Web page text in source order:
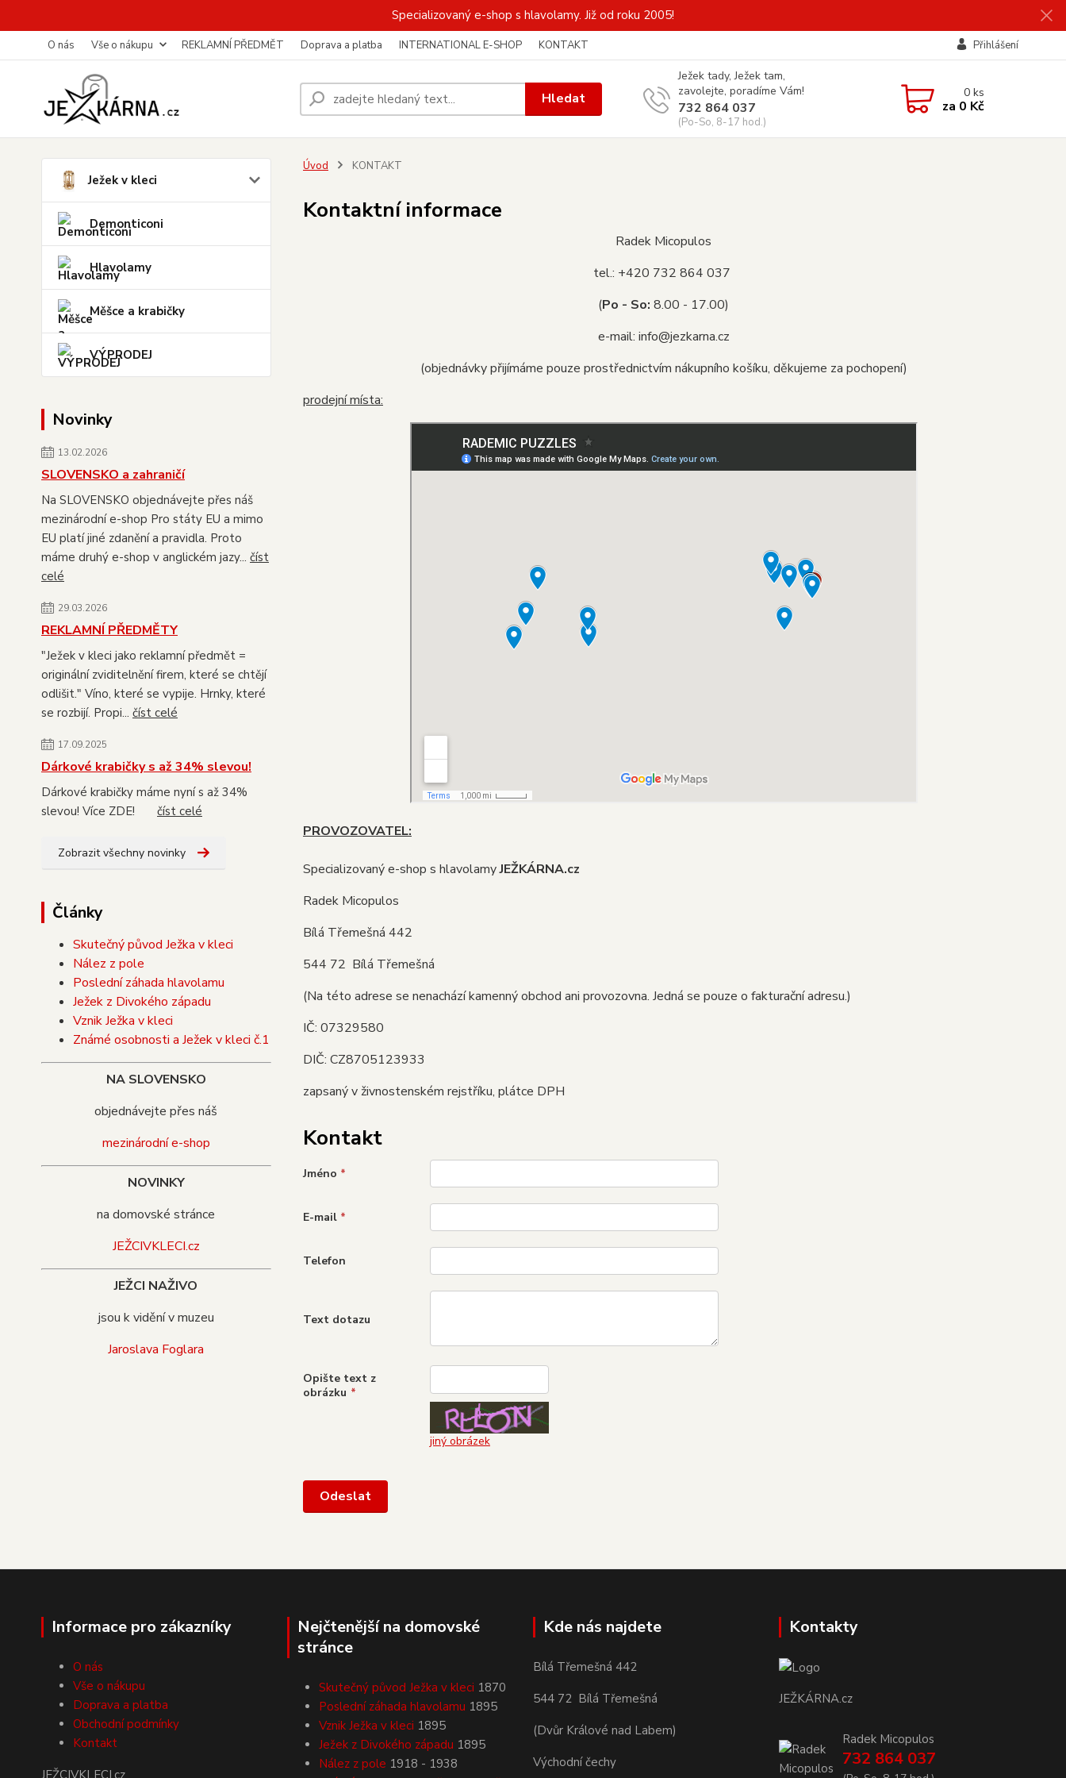
Specializovaný e-shop s hlavolamy. Již od roku 2005!
O nás Vše o nákupu REKLAMNÍ PŘEDMĚT Doprava a platba INTERNATIONAL E-SHOP KONTAKT Přihlášení
Hledat
Ježek tady, Ježek tam,
zavolejte, poradíme Vám!
732 864 037
(Po-So, 8-17 hod.)
0ks
za 0 Kč
Ježek v kleci
Demonticoni
Hlavolamy
Měšce a krabičky
VÝPRODEJ
Novinky
13.02.2026
SLOVENSKO a zahraničí
Na SLOVENSKO objednávejte přes náš
mezinárodní e-shop Pro státy EU a mimo
EU platí jiné zdanění a pravidla. Proto
máme druhý e-shop v anglickém jazy... číst
celé
29.03.2026
REKLAMNÍ PŘEDMĚTY
"Ježek v kleci jako reklamní předmět =
originální zviditelnění firem, které se chtějí
odlišit." Víno, které se vypije. Hrnky, které
se rozbijí. Propi... číst celé
17.09.2025
Dárkové krabičky s až 34% slevou!
Dárkové krabičky máme nyní s až 34%
slevou! Více ZDE! číst celé
Zobrazit všechny novinky
Články
Skutečný původ Ježka v kleci
Nález z pole
Poslední záhada hlavolamu
Ježek z Divokého západu
Vznik Ježka v kleci
Známé osobnosti a Ježek v kleci č.1
NA SLOVENSKO
objednávejte přes náš
mezinárodní e-shop
NOVINKY
na domovské stránce
JEŽCIVKLECI.cz
JEŽCI NAŽIVO
jsou k vidění v muzeu
Jaroslava Foglara
Úvod KONTAKT
Kontaktní informace
Radek Micopulos
tel.: +420 732 864 037
(Po - So: 8.00 - 17.00)
e-mail: info@jezkarna.cz
(objednávky přijímáme pouze prostřednictvím nákupního košíku, děkujeme za pochopení)
prodejní místa:
PROVOZOVATEL:
Specializovaný e-shop s hlavolamyJEŽKÁRNA.cz
Radek Micopulos
Bílá Třemešná 442
544 72 Bílá Třemešná
(Na této adrese se nenachází kamenný obchod ani provozovna. Jedná se pouze o fakturační adresu.)
IČ: 07329580
DIČ: CZ8705123933
zapsaný v živnostenském rejstříku, plátce DPH
Kontakt
Jméno *
E-mail *
Telefon
Text dotazu
Opište text z
obrázku *
jiný obrázek
Informace pro zákazníky
O nás
Vše o nákupu
Doprava a platba
Obchodní podmínky
Kontakt
JEŽCIVKLECI.cz
Nejčtenější na domovské
stránce
Skutečný původ Ježka v kleci 1870
Poslední záhada hlavolamu 1895
Vznik Ježka v kleci 1895
Ježek z Divokého západu 1895
Nález z pole 1918 - 1938
Kde nás najdete
Bílá Třemešná 442
544 72 Bílá Třemešná
(Dvůr Králové nad Labem)
Východní čechy
Kontakty
JEŽKÁRNA.cz
Radek Micopulos
732 864 037